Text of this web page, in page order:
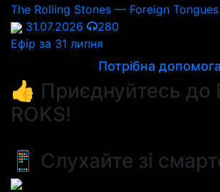
The Rolling Stones — Foreign
31.07.2026
280
Ефір за 31 липня
Потрібна допомога
👍 Приєднуйтесь до
ROKS!
📱 Слухайте зі